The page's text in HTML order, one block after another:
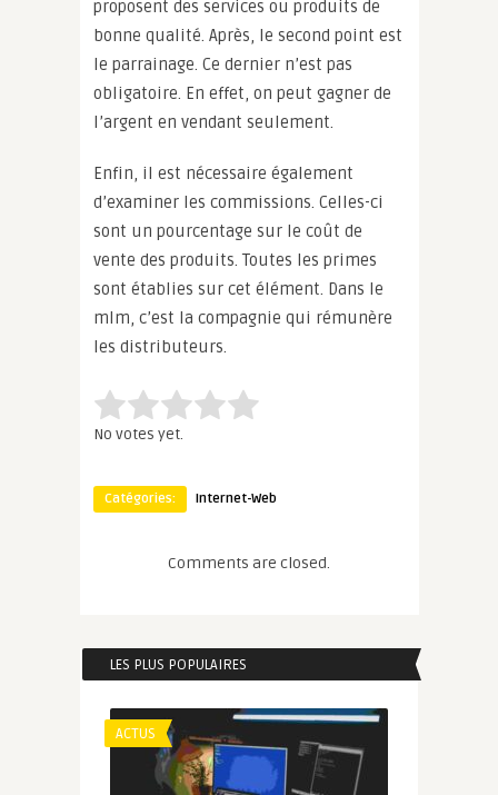
proposent des services ou produits de
bonne qualité. Après, le second point est
le parrainage. Ce dernier n’est pas
obligatoire. En effet, on peut gagner de
l’argent en vendant seulement.
Enfin, il est nécessaire également
d’examiner les commissions. Celles-ci
sont un pourcentage sur le coût de
vente des produits. Toutes les primes
sont établies sur cet élément. Dans le
mlm, c’est la compagnie qui rémunère
les distributeurs.
Rate this item: Submit Rating
No votes yet.
Catégories: Internet-Web
Comments are closed.
LES PLUS POPULAIRES
ACTUS